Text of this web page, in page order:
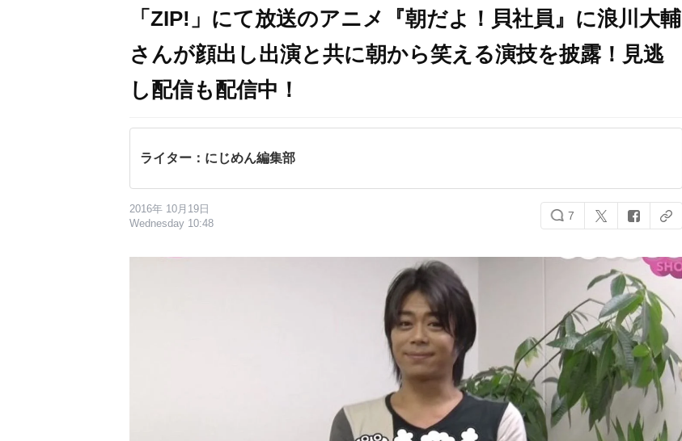
「ZIP!」にて放送のアニメ『朝だよ！貝社員』に浪川大輔
さんが顔出し出演と共に朝から笑える演技を披露！見逃
し配信も配信中！
ライター：にじめん編集部
2016年 10月19日
Wednesday 10:48
7